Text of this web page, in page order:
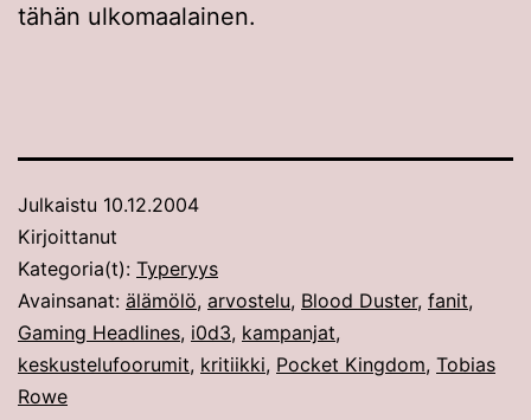
tähän ulkomaalainen.
Julkaistu 10.12.2004
Kirjoittanut
Kategoria(t): Typeryys
Avainsanat: älämölö, arvostelu, Blood Duster, fanit,
Gaming Headlines, i0d3, kampanjat,
keskustelufoorumit, kritiikki, Pocket Kingdom, Tobias
Rowe